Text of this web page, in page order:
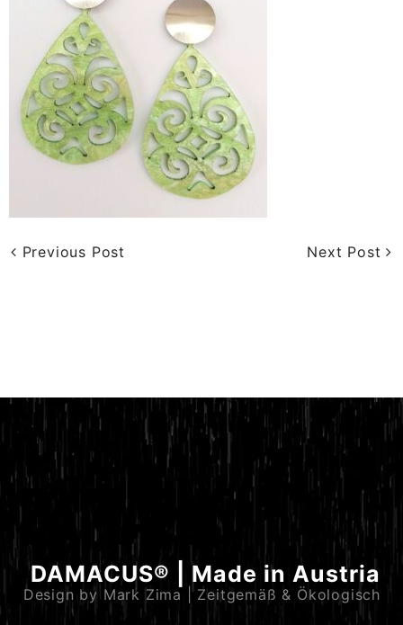
Previous Post Next Post
DAMACUS® | Made in Austria
Design by Mark Zima | Zeitgemäß & Ökologisch